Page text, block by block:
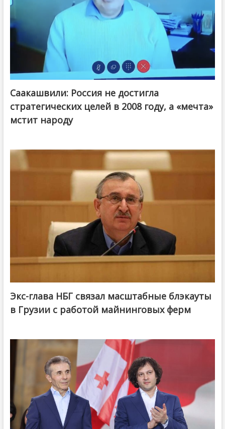
Саакашвили: Россия не достигла
стратегических целей в 2008 году, а «мечта»
мстит народу
Экс-глава НБГ связал масштабные блэкауты
в Грузии с работой майнинговых ферм